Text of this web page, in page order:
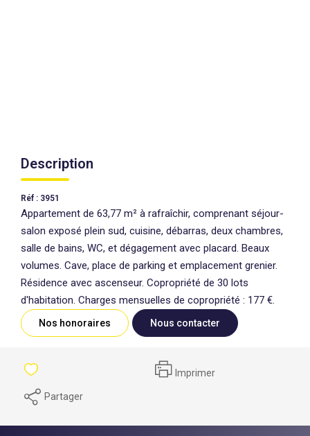
Description
Réf : 3951
Appartement de 63,77 m² à rafraîchir, comprenant séjour-
salon exposé plein sud, cuisine, débarras, deux chambres,
salle de bains, WC, et dégagement avec placard. Beaux
volumes. Cave, place de parking et emplacement grenier.
Résidence avec ascenseur. Copropriété de 30 lots
d'habitation. Charges mensuelles de copropriété : 177 €.
Nos honoraires Nous contacter
Imprimer
Partager